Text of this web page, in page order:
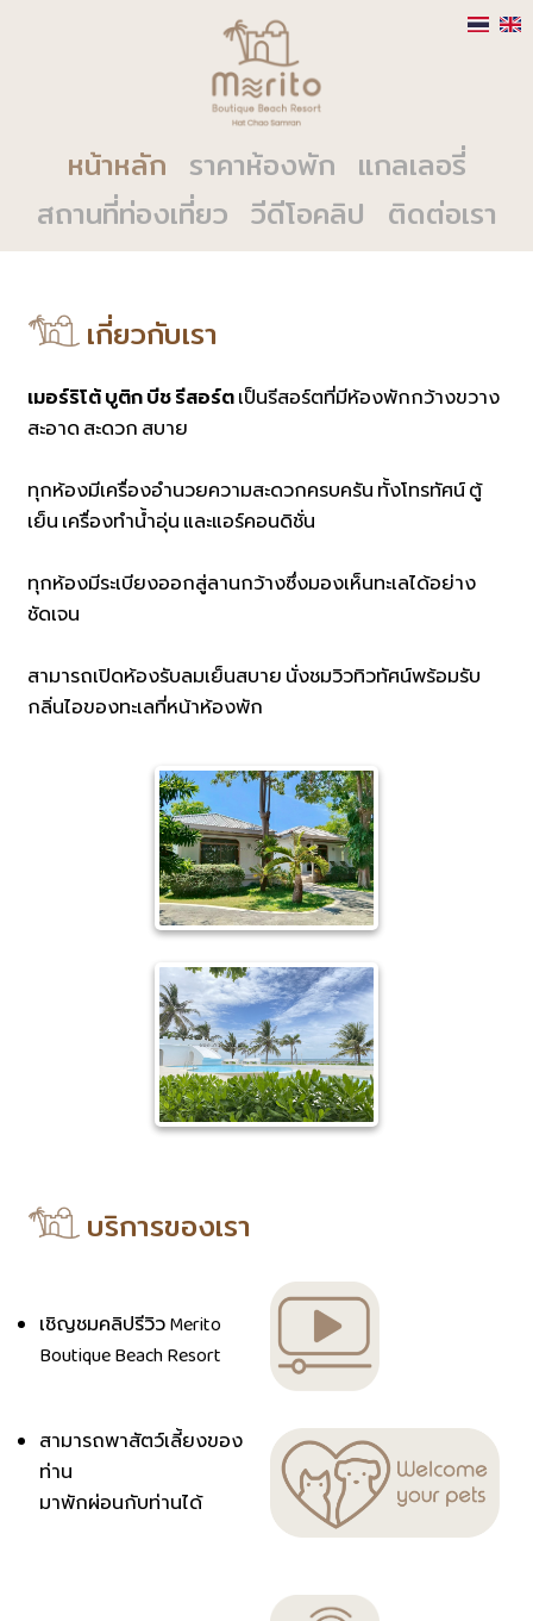
หน้าหลัก ราคาห้องพัก แกลเลอรี่
สถานที่ท่องเที่ยว วีดีโอคลิป ติดต่อเรา
เกี่ยวกับเรา
เมอร์ริโต้ บูติก บีช รีสอร์ตเป็นรีสอร์ตที่มีห้องพักกว้างขวาง
สะอาด สะดวก สบาย
ทุกห้องมีเครื่องอำนวยความสะดวกครบครัน ทั้งโทรทัศน์ ตู้
เย็น เครื่องทำน้ำอุ่น และแอร์คอนดิชั่น
ทุกห้องมีระเบียงออกสู่ลานกว้างซึ่งมองเห็นทะเลได้อย่าง
ชัดเจน
สามารถเปิดห้องรับลมเย็นสบาย นั่งชมวิวทิวทัศน์พร้อมรับ
กลิ่นไอของทะเลที่หน้าห้องพัก
บริการของเรา
เชิญชมคลิปรีวิว Merito
Boutique Beach Resort
สามารถพาสัตว์เลี้ยงของ
ท่าน
มาพักผ่อนกับท่านได้